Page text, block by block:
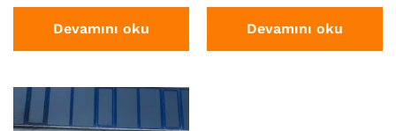
Devamını oku Devamını oku